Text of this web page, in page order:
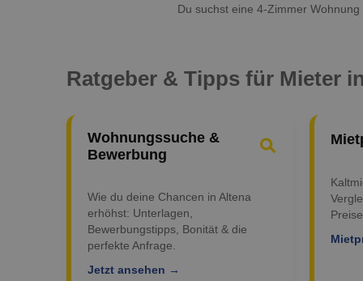
Du suchst eine 4-Zimmer
Ratgeber & Tipps für Mieter
Wohnungssuche &
Bewerbung
Wie du deine Chancen in Altena
erhöhst: Unterlagen,
Bewerbungstipps, Bonität & die
perfekte Anfrage.
Jetzt ansehen →